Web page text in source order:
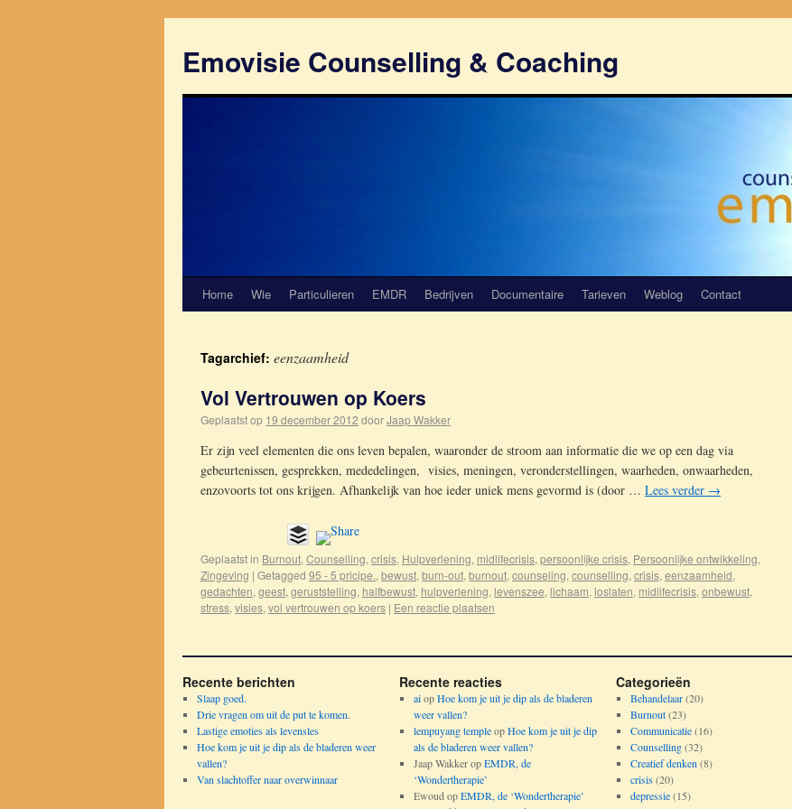
Emovisie Counselling & Coaching
Home Wie Particulieren EMDR Bedrijven Documentaire Tarieven Weblog Contact
Tagarchief: eenzaamheid
Vol Vertrouwen op Koers
Geplaatst op 19 december 2012 doorJaap Wakker
Er zijn veel elementen die ons leven bepalen, waaronder de stroom aan informatie die we op een dag via
gebeurtenissen, gesprekken, mededelingen, visies, meningen, veronderstellingen, waarheden, onwaarheden,
enzovoorts tot ons krijgen. Afhankelijk van hoe ieder uniek mens gevormd is (door … Lees verder →
Geplaatst in Burnout, Counselling, crisis, Hulpverlening, midlifecrisis, persoonlijke crisis, Persoonlijke ontwikkeling,
Zingeving | Getagged 95 - 5 pricipe., bewust, burn-out, burnout, counseling, counselling, crisis, eenzaamheid,
gedachten, geest, geruststelling, halfbewust, hulpverlening, levenszee, lichaam, loslaten, midlifecrisis, onbewust,
stress, visies, vol vertrouwen op koers | Een reactie plaatsen
Recente berichten
Slaap goed.
Drie vragen om uit de put te komen.
Lastige emoties als levensles
Hoe kom je uit je dip als de bladeren weer
vallen?
Van slachtoffer naar overwinnaar
Recente reacties
aiopHoe kom je uit je dip als de bladeren
weer vallen?
lempuyang templeopHoe kom je uit je dip
als de bladeren weer vallen?
Jaap WakkeropEMDR, de
‘Wondertherapie’
Ewoud opEMDR, de ‘Wondertherapie’
Categorieën
Behandelaar(20)
Burnout(23)
Communicatie(16)
Counselling(32)
Creatief denken (8)
crisis(20)
depressie(15)